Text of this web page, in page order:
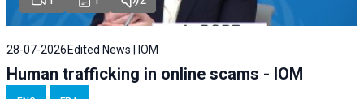
28-07-2026Edited News | IOM
Human trafficking in online scams - IOM